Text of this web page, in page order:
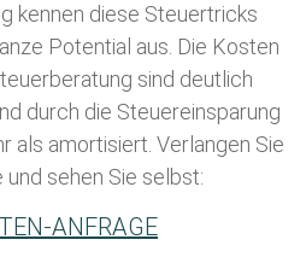
kennen diese Steuertricks
Potential aus. Die Kosten
sind deutlich
durch die Steuereinsparung
als amortisiert. Verlangen Sie
sehen Sie selbst:
ANFRAGE